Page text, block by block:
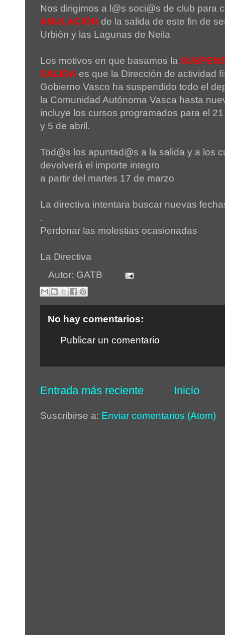
Nos dirigimos a l@s soci@s de club para
ANULACIÓN de la salida de este fin de
Urbión y las Lagunas de Neila
Los motivos en que basamos la
SALIDA es que la Dirección de actividad
Gobierno Vasco ha suspendido todo el
la Comunidad Autónoma Vasca hasta
incluye los cursos programados para el
y 5 de abril.
Tod@s los apuntad@s a la salida y a los
devolverá el importe integro
a partir del martes 17 de marzo
La directiva intentara buscar nuevas
.
Perdonar las molestias ocasionadas
La Directiva
Autor: GATB
No hay comentarios:
Publicar un comentario
Entrada más reciente Inicio
Suscribirse a: Enviar comentarios (Atom)